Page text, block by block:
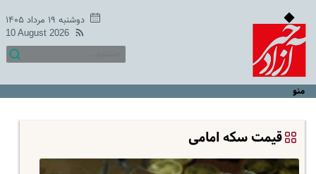
دوشنبه ۱۹ مرداد ۱۴۰۵
10 August 2026
منو
قیمت سکه امامی